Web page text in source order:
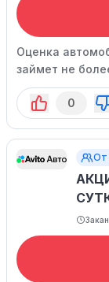
Оценка
займет не
ваш
для продажи.
0
От